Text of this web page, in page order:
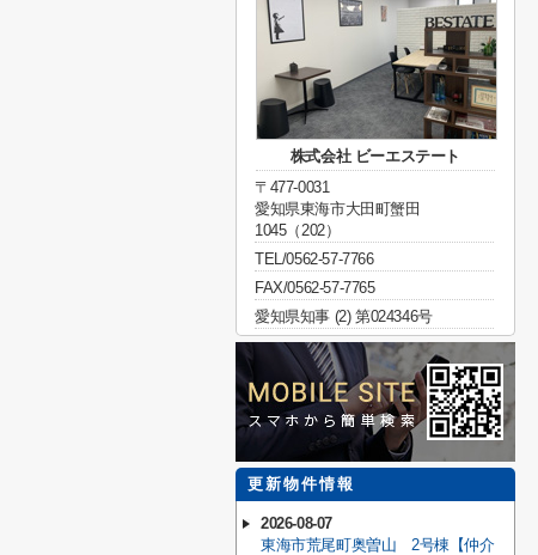
株式会社 ビーエステート
〒477-0031
愛知県東海市大田町蟹田
1045（202）
TEL/0562-57-7766
FAX/0562-57-7765
愛知県知事 (2) 第024346号
更新物件情報
2026-08-07
東海市荒尾町奥曽山 2号棟【仲介